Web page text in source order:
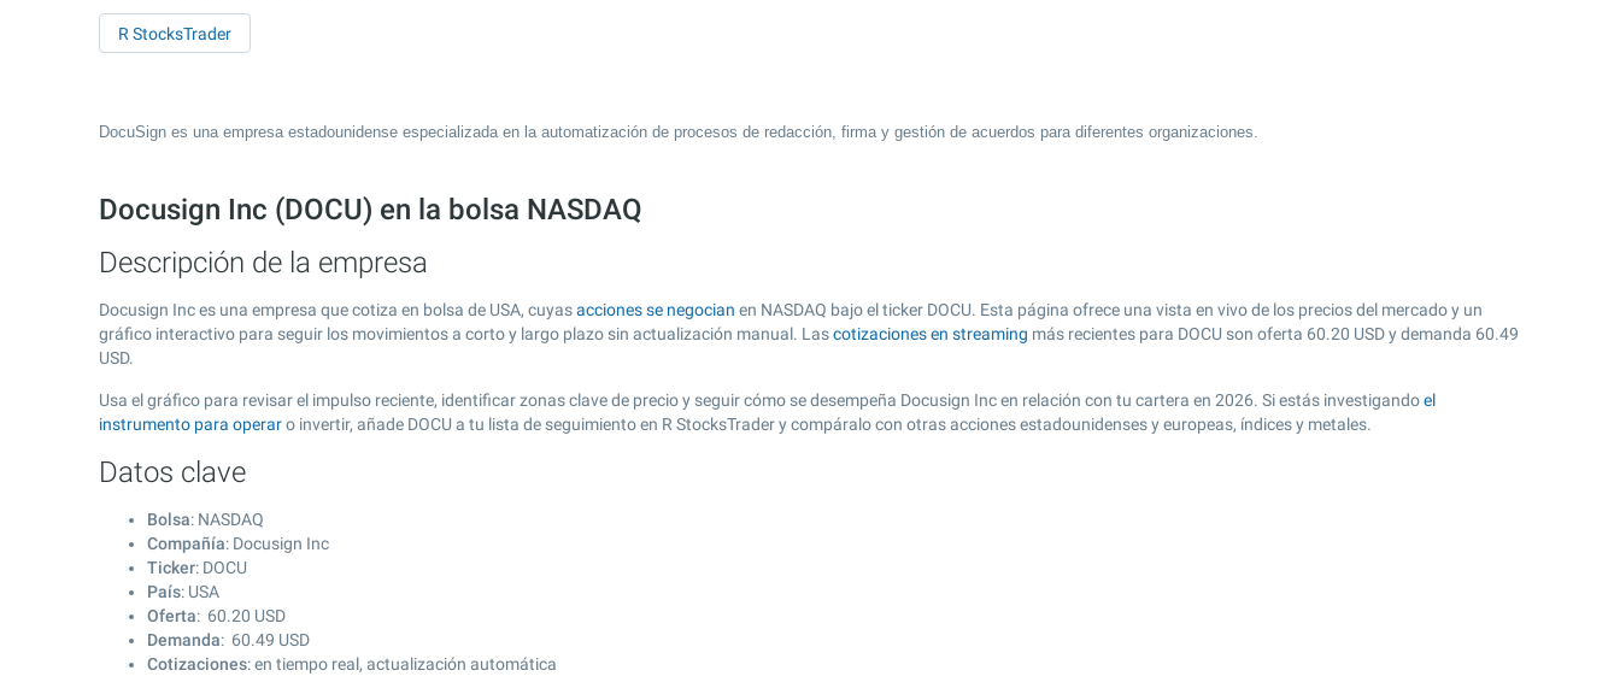
R StocksTrader
DocuSign es una empresa estadounidense especializada en la automatización de procesos de redacción, firma y gestión de acuerdos para diferentes organizaciones.
Docusign Inc (DOCU) en la bolsa NASDAQ
Descripción de la empresa
Docusign Inc es una empresa que cotiza en bolsa de USA, cuyasacciones se negocian en NASDAQ bajo el ticker DOCU. Esta página ofrece una vista en vivo de los precios del mercado y un
gráfico interactivo para seguir los movimientos a corto y largo plazo sin actualización manual. Lascotizaciones en streaming más recientes para DOCU son oferta 60.20 USD y demanda 60.49
USD.
Usa el gráfico para revisar el impulso reciente, identificar zonas clave de precio y seguir cómo se desempeña Docusign Inc en relación con tu cartera en 2026. Si estás investigandoel
instrumento para operaro invertir, añade DOCU a tu lista de seguimiento en R StocksTrader y compáralo con otras acciones estadounidenses y europeas, índices y metales.
Datos clave
Bolsa: NASDAQ
Compañía: Docusign Inc
Ticker: DOCU
País: USA
Oferta: 60.20 USD
Demanda: 60.49 USD
Cotizaciones: en tiempo real, actualización automática